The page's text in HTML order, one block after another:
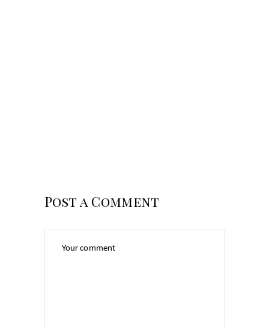
Post a Comment